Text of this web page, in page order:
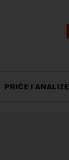
PRIČE I ANALIZE